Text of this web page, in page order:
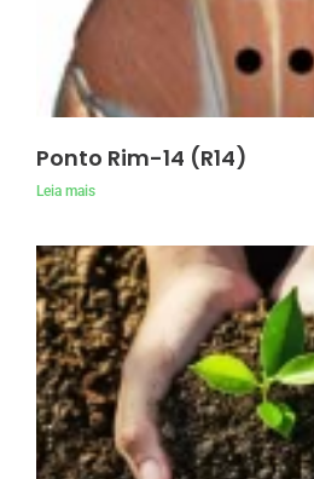
Ponto Rim-14 (R14)
Leia mais